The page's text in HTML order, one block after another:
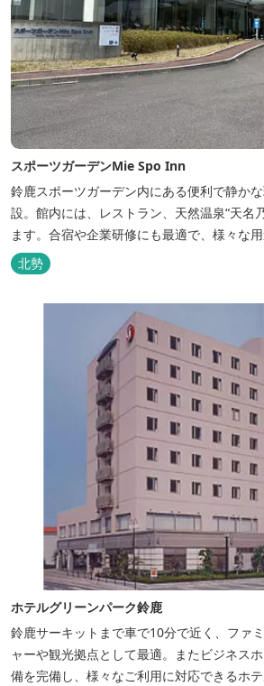
スポーツガーデンMie Spo Inn
鈴鹿スポーツガーデン内にある便利で静か
設。館内には、レストラン、天然温泉“天名
ます。合宿や企業研修にも最適で、様々な
けます。
北勢
ホテルグリーンパーク鈴鹿
鈴鹿サーキットまで車で10分で近く、ファ
ャーや観光拠点として最適。またビジネス
備を完備し、様々なご利用に対応できるホ